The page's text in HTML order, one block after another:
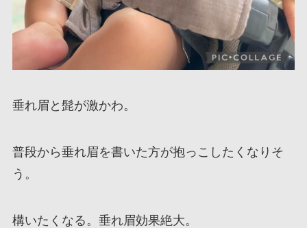
垂れ眉と髭が激かわ。
普段から垂れ眉を書いた方が抱っこしたくなりそ
う。
構いたくなる。垂れ眉効果絶大。